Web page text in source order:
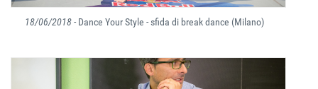
18/06/2018- Dance Your Style - sfida di break dance (Milano)